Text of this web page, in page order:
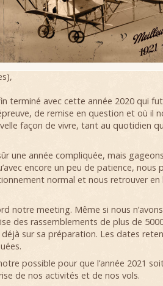
terminé avec cette année 2020 qui
de remise en question et où il
façon de vivre, tant au quotidien
une année compliquée, mais
encore un peu de patience,
normal et nous retrouver
notre meeting. Même si nous
des rassemblements de plus de
sur sa préparation. Les dates
possible pour que l’année 2021
de nos activités et de nos vols.